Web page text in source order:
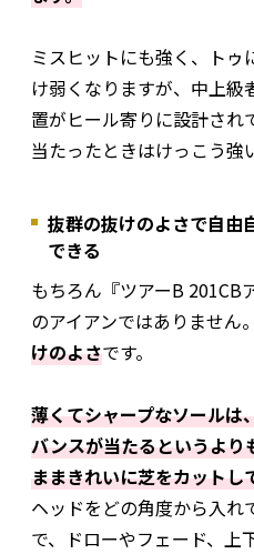
ミスヒットにも強く、ト
け弱くなりますが、中上
置がヒール寄りに設計され
当たったときはけっこう強
抜群の抜けのよさで自由
できる
もちろん『ツアーB 201CB
のアイアンではありません。
けのよさです。
薄くてシャープなソールは
バンスが当たるというより
ままきれいに芝をカットし
ヘッドをどの角度から入れ
で、ドローやフェード、上